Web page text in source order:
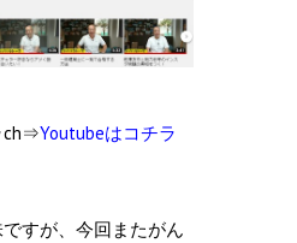
ch⇒Youtubeはコチラ
すが、今回またがん